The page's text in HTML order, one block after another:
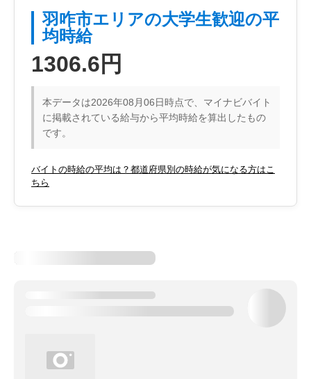
羽咋市エリアの大学生歓迎の平
均時給
1306.6円
本データは2026年08月06日時点で、マイナビバイト
に掲載されている給与から平均時給を算出したもの
です。
バイトの時給の平均は？都道府県別の時給が気になる方はこ
ちら